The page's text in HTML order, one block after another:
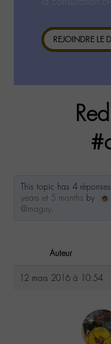
REJOINDRE LE
This topic has 4
years et 5 months by
@maguy.
Auteur
12 mars 2016 à 10:54